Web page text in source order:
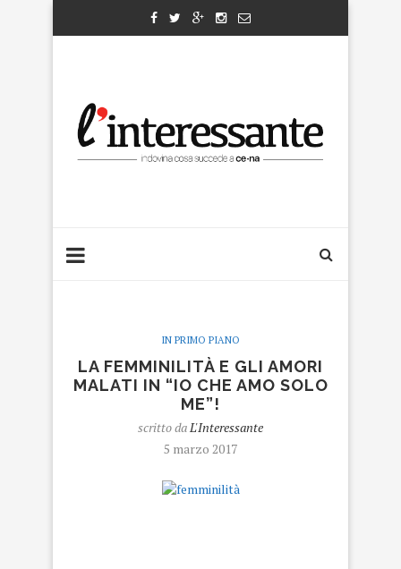
IN PRIMO PIANO
LA FEMMINILITÀ E GLI AMORI
MALATI IN “IO CHE AMO SOLO
ME”!
scritto da L'Interessante
5 marzo 2017